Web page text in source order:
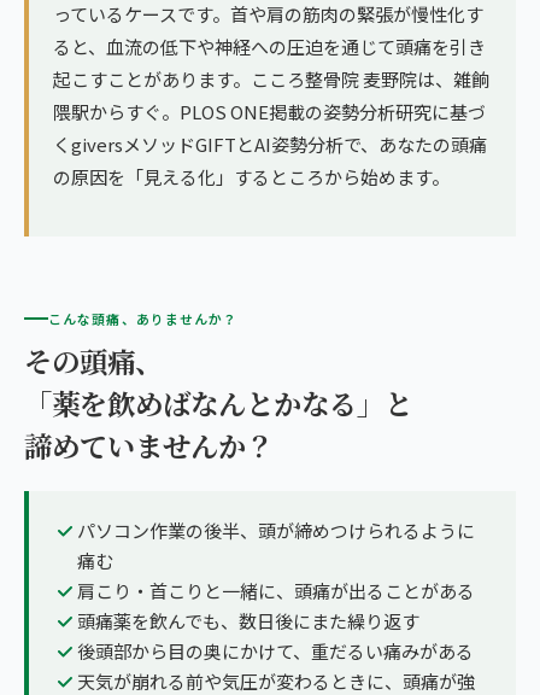
→ エリア一覧（全11エリア）
っているケースです。首や肩の筋肉の緊張が慢性化す
ると、血流の低下や神経への圧迫を通じて頭痛を引き
起こすことがあります。こころ整骨院 麦野院は、雑餉
隈駅からすぐ。PLOS ONE掲載の姿勢分析研究に基づ
くgiversメソッドGIFTとAI姿勢分析で、あなたの頭痛
の原因を「見える化」するところから始めます。
こんな頭痛、ありませんか？
その頭痛、
「薬を飲めばなんとかなる」と
諦めていませんか？
パソコン作業の後半、頭が締めつけられるように
痛む
肩こり・首こりと一緒に、頭痛が出ることがある
頭痛薬を飲んでも、数日後にまた繰り返す
後頭部から目の奥にかけて、重だるい痛みがある
天気が崩れる前や気圧が変わるときに、頭痛が強